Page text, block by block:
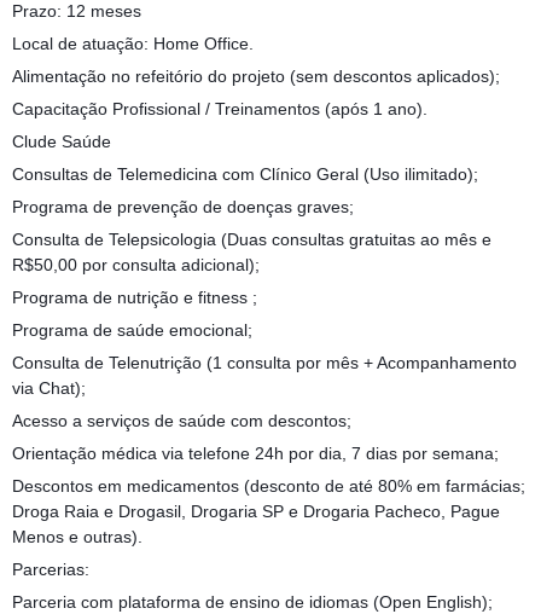
Prazo: 12 meses
Local de atuação: Home Office.
Alimentação no refeitório do projeto (sem descontos aplicados);
Capacitação Profissional / Treinamentos (após 1 ano).
Clude Saúde
Consultas de Telemedicina com Clínico Geral (Uso ilimitado);
Programa de prevenção de doenças graves;
Consulta de Telepsicologia (Duas consultas gratuitas ao mês e
R$50,00 por consulta adicional);
Programa de nutrição e fitness ;
Programa de saúde emocional;
Consulta de Telenutrição (1 consulta por mês + Acompanhamento
via Chat);
Acesso a serviços de saúde com descontos;
Orientação médica via telefone 24h por dia, 7 dias por semana;
Descontos em medicamentos (desconto de até 80% em farmácias;
Droga Raia e Drogasil, Drogaria SP e Drogaria Pacheco, Pague
Menos e outras).
Parcerias:
Parceria com plataforma de ensino de idiomas (Open English);